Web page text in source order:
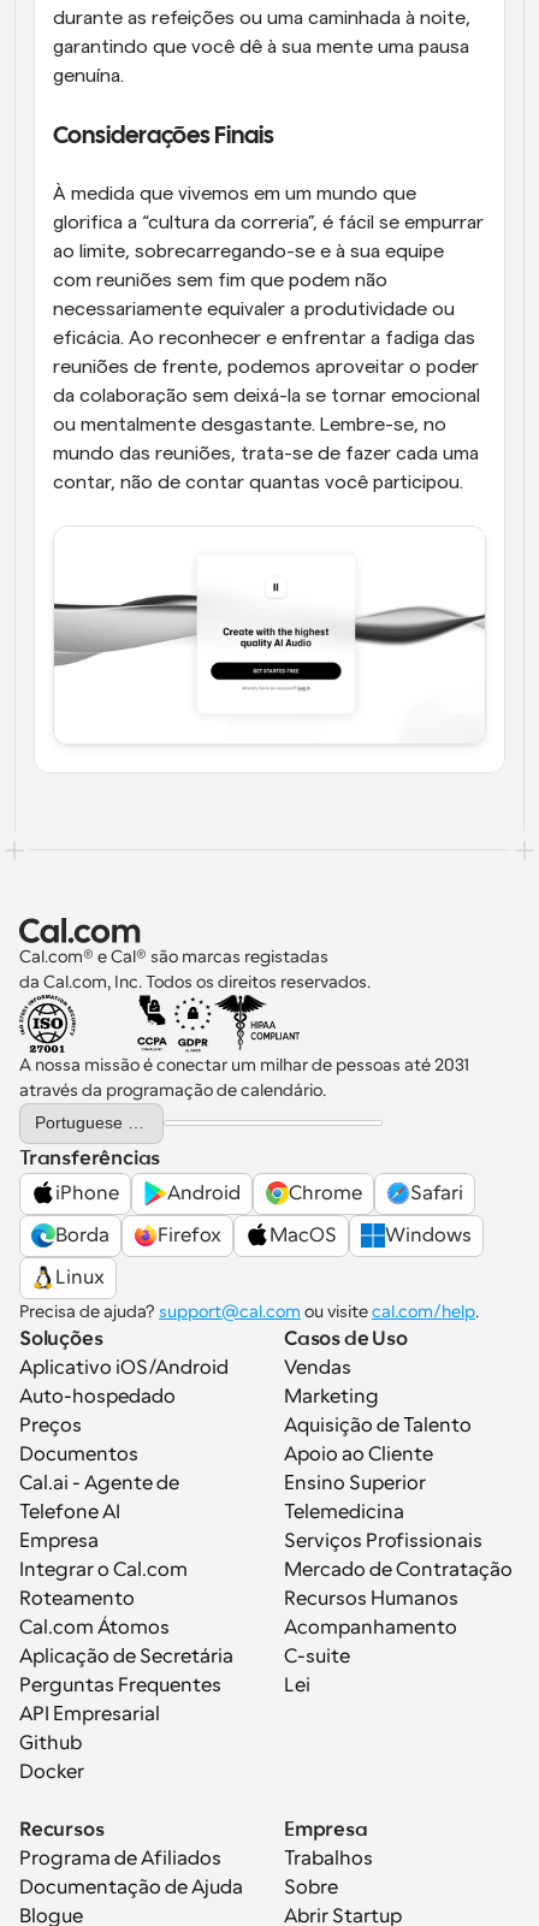
durante as refeições ou uma caminhada à noite,
garantindo que você dê à sua mente uma pausa
genuína.
Considerações Finais
À medida que vivemos em um mundo que
glorifica a “cultura da correria”, é fácil se empurrar
ao limite, sobrecarregando-se e à sua equipe
com reuniões sem fim que podem não
necessariamente equivaler a produtividade ou
eficácia. Ao reconhecer e enfrentar a fadiga das
reuniões de frente, podemos aproveitar o poder
da colaboração sem deixá-la se tornar emocional
ou mentalmente desgastante. Lembre-se, no
mundo das reuniões, trata-se de fazer cada uma
contar, não de contar quantas você participou.
Cal.com® e Cal® são marcas registadas
da Cal.com, Inc. Todos os direitos reservados.
A nossa missão é conectar um milhar de pessoas até 2031
através da programação de calendário.
Select Language
Portuguese (Portugal)
Transferências
iPhone
Android Chrome
Safari
Borda
Firefox MacOS
Windows
Linux
Precisa de ajuda? support@cal.com ou visite cal.com/help.
Soluções
Aplicativo iOS/Android
Auto-hospedado
Preços
Documentos
Cal.ai - Agente de
Telefone AI
Empresa
Integrar o Cal.com
Roteamento
Cal.com Átomos
Aplicação de Secretária
Perguntas Frequentes
API Empresarial
Github
Docker
Casos de Uso
Vendas
Marketing
Aquisição de Talento
Apoio ao Cliente
Ensino Superior
Telemedicina
Serviços Profissionais
Mercado de Contratação
Recursos Humanos
Acompanhamento
C-suite
Lei
Recursos
Programa de Afiliados
Documentação de Ajuda
Blogue
Empresa
Trabalhos
Sobre
Abrir Startup